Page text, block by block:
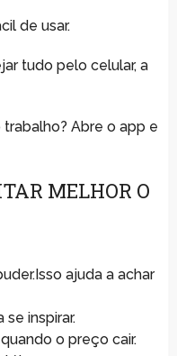
de usar.
tudo pelo celular, a
Abre o app e
MELHOR O
ajuda a achar
se inspirar.
o preço cair.